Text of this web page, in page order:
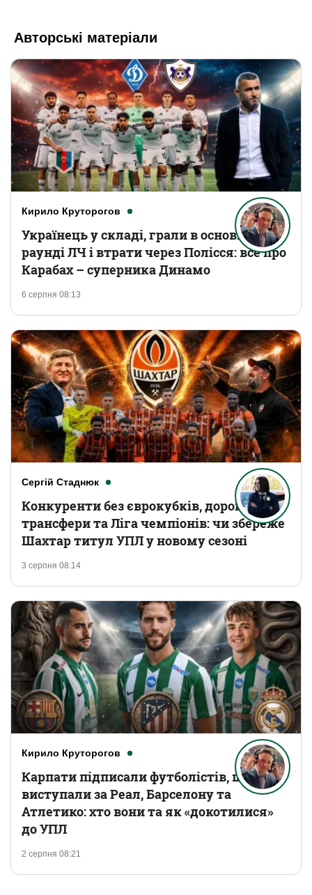
Авторські матеріали
Кирило Круторогов
6 серпня 08:13
Українець у складі, грали в основному
раунді ЛЧ і втрати через Полісся: все про
Карабах – суперника Динамо
Сергій Стаднюк
3 серпня 08:14
Конкуренти без єврокубків, дорогі
трансфери та Ліга чемпіонів: чи збереже
Шахтар титул УПЛ у новому сезоні
Кирило Круторогов
2 серпня 08:21
Карпати підписали футболістів, що
виступали за Реал, Барселону та
Атлетико: хто вони та як «докотилися»
до УПЛ